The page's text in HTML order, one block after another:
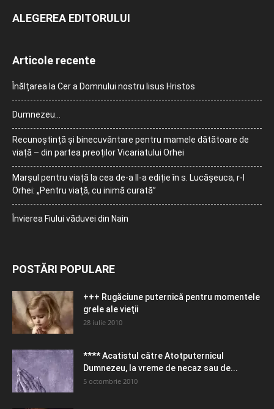
ALEGEREA EDITORULUI
Articole recente
Înălțarea la Cer a Domnului nostru Iisus Hristos
Dumnezeu…
Recunoștință și binecuvântare pentru mamele dătătoare de
viață – din partea preoților Vicariatului Orhei
Marșul pentru viață la cea de-a II-a ediție în s. Lucășeuca, r-l
Orhei: „Pentru viață, cu inimă curată”
Învierea Fiului văduvei din Nain
POSTĂRI POPULARE
+++ Rugăciune puternică pentru momentele
grele ale vieţii
28 iulie 2010
**** Acatistul către Atotputernicul
Dumnezeu, la vreme de necaz sau de...
5 octombrie 2010